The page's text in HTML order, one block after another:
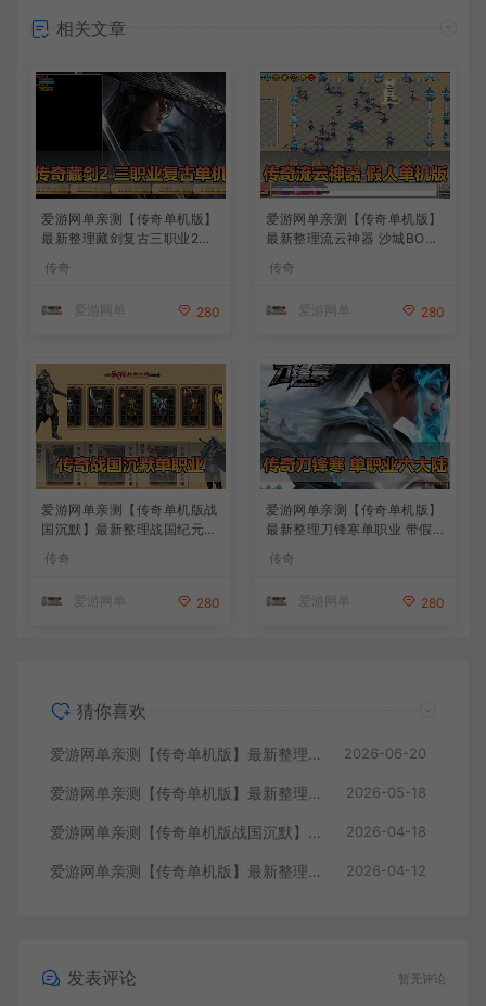
相关文章
爱游网单亲测【传奇单机版】
最新整理藏剑复古三职业2大
免虚拟机一键端 通用视频安
传奇
爱游网单 280
爱游网单亲测【传奇单机版】
最新整理流云神器 沙城BOSS
刀 不巅峰假人 GOM精修 GM
免虚拟机端视频安装教学
传奇
爱游网单 280
爱游网单亲测【传奇单机版战
国沉默】最新整理战国纪元大
霸单职业假人翎风 免虚拟机
传奇
爱游网单 280
爱游网单亲测【传奇单机版】
最新整理刀锋寒单职业 带假
令刷装备 六大陆独家剧情江
虚拟机单机端 通用视频安装
传奇
爱游网单 280
猜你喜欢
爱游网单亲测【传奇单机版】最新整理藏剑复古三职业2大陆 别人群服毕业端 三重随机 免虚拟机一键端 通用视频安装教学 2026-06-20
爱游网单亲测【传奇单机版】最新整理流云神器 沙城BOSS版 单职业 魔王冰雪打宝 无限刀 不巅峰假人 GOM精修 GM后台无限元宝可发物品装备 免虚拟机端视频安装教学 2026-05-18
爱游网单亲测【传奇单机版战国沉默】最新整理战国纪元大秦帝国大秦赋美人相伴七国争霸单职业假人翎风 免虚拟机一键端 视频安装教学 2026-04-18
爱游网单亲测【传奇单机版】最新整理刀锋寒单职业 带假人 GM后台无限金币点数 命令刷装备 六大陆独家剧情江湖武学追梦神器翎风引擎 免虚拟机单机端 通用视频安装教学 2026-04-12
发表评论 暂无评论